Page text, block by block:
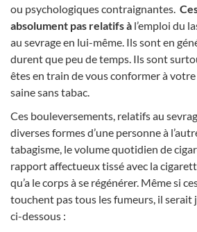
ou psychologiques contraignantes.
absolument pas relatifs à l’emploi du
au sevrage en lui-même. Ils sont en
durent que peu de temps. Ils sont
êtes en train de vous conformer à
saine sans tabac.
Ces bouleversements, relatifs au
diverses formes d’une personne à
tabagisme, le volume quotidien de
rapport affectueux tissé avec la
qu’a le corps à se régénérer. Même si
touchent pas tous les fumeurs, il serait
ci-dessous :